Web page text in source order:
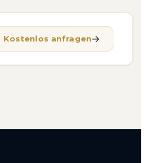
Kostenlos anfragen